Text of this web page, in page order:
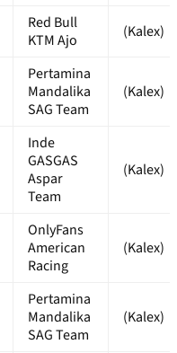
Red Bull
KTM Ajo
(Kalex)
Pertamina
Mandalika
SAG Team
(Kalex)
Inde
GASGAS
Aspar
Team
(Kalex)
OnlyFans
American
Racing
(Kalex)
Pertamina
Mandalika
SAG Team
(Kalex)